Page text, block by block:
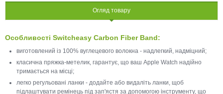
Огляд товару
Особливості Switcheasy Carbon Fiber Band:
виготовлений із 100% вуглецевого волокна - надлегкий, надміцний;
класична пряжка-метелик, гарантує, що ваш Apple Watch надійно
тримається на місці;
легко регульовані ланки - додайте або видаліть ланки, щоб
підлаштувати ремінець під зап'ястя за допомогою інструменту, що